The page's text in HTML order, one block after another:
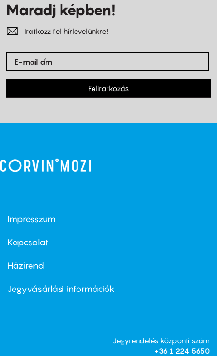
Maradj képben!
Iratkozz fel hírlevelünkre!
Feliratkozás
Footer
first
Impresszum
Kapcsolat
Footer
second
Házirend
Jegyvásárlási információk
Jegyrendelés központi szám
+36 1 224 5650